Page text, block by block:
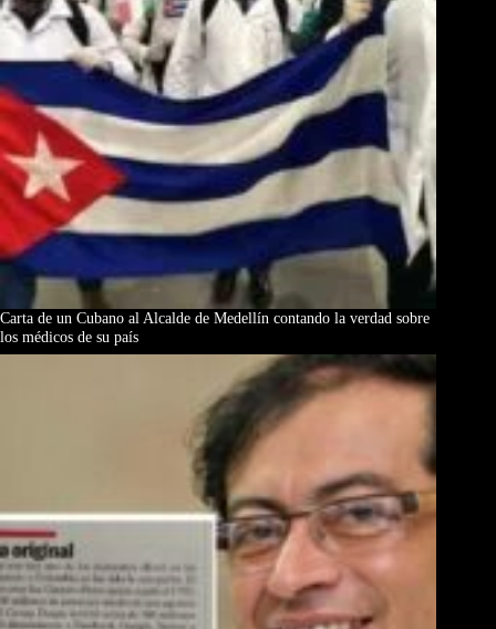
Carta de un Cubano al Alcalde de Medellín contando la verdad sobre
los médicos de su país